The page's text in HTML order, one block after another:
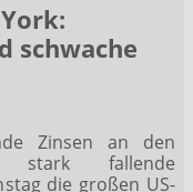
schwache
Zinsen an den
stark fallende
die großen US-